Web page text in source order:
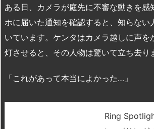
ある日、カメラが庭先に不審な動きを感
ホに届いた通知を確認すると、知らない
いています。ケンタはカメラ越しに声を
灯させると、その人物は驚いて立ち去り
「これがあって本当によかった…」
Ring